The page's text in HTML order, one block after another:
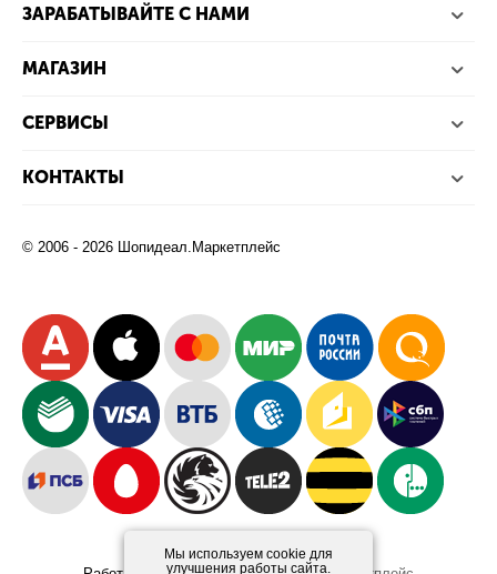
Мы используем cookie для
улучшения работы сайта.
ЗАРАБАТЫВАЙТЕ С НАМИ
МАГАЗИН
СЕРВИСЫ
КОНТАКТЫ
© 2006 - 2026 Шопидеал.Маркетплейс